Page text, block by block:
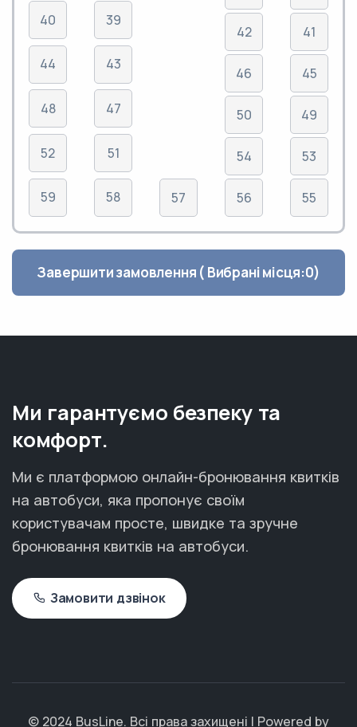
40
44
48
52
59
39
43
47
51
58 57
42
46
50
54
56
41
45
49
53
55
Завершити замовлення ( Вибрані місця:0)
Ми гарантуємо безпеку та
комфорт.
Ми є платформою онлайн-бронювання квитків
на автобуси, яка пропонує своїм
користувачам просте, швидке та зручне
бронювання квитків на автобуси.
Замовити дзвінок
© 2024 BusLine. Всі права захищені | Powered by